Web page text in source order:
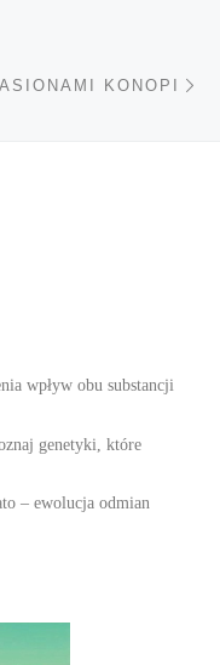
KONOPI
wpływ obu substancji
genetyki, które
– ewolucja odmian